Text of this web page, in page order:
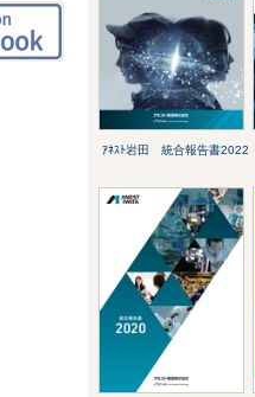
ｱﾈｽﾄ岩田 統合報告書2022